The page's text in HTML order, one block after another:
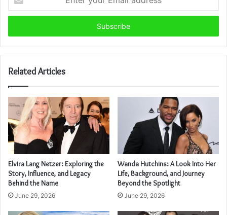
your
Email
Related Articles
Elvira Lang Netzer: Exploring the
Story, Influence, and Legacy
Behind the Name
June 29, 2026
Wanda Hutchins: A Look Into Her
Life, Background, and Journey
Beyond the Spotlight
June 29, 2026